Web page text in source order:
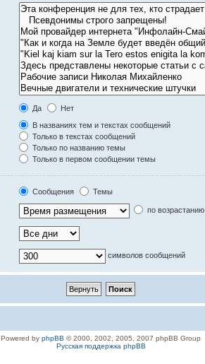
Да
Нет
В названиях тем и текстах сообщений
Только в текстах сообщений
Только по названию темы
Только в первом сообщении темы
Сообщения
Темы
по возрастанию
символов сообщений
Powered by phpBB © 2000, 2002, 2005, 2007 phpBB Group
Русская поддержка phpBB